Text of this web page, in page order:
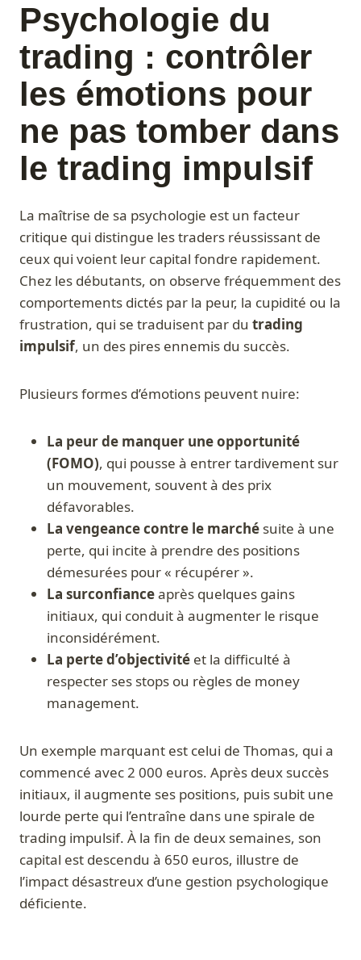
Psychologie du
trading : contrôler
les émotions pour
ne pas tomber dans
le trading impulsif
La maîtrise de sa psychologie est un facteur
critique qui distingue les traders réussissant de
ceux qui voient leur capital fondre rapidement.
Chez les débutants, on observe fréquemment des
comportements dictés par la peur, la cupidité ou la
frustration, qui se traduisent par du trading
impulsif, un des pires ennemis du succès.
Plusieurs formes d’émotions peuvent nuire:
La peur de manquer une opportunité
(FOMO), qui pousse à entrer tardivement sur
un mouvement, souvent à des prix
défavorables.
La vengeance contre le marché suite à une
perte, qui incite à prendre des positions
démesurées pour « récupérer ».
La surconfianceaprès quelques gains
initiaux, qui conduit à augmenter le risque
inconsidérément.
La perte d’objectivité et la difficulté à
respecter ses stops ou règles de money
management.
Un exemple marquant est celui de Thomas, qui a
commencé avec 2 000 euros. Après deux succès
initiaux, il augmente ses positions, puis subit une
lourde perte qui l’entraîne dans une spirale de
trading impulsif. À la fin de deux semaines, son
capital est descendu à 650 euros, illustre de
l’impact désastreux d’une gestion psychologique
déficiente.